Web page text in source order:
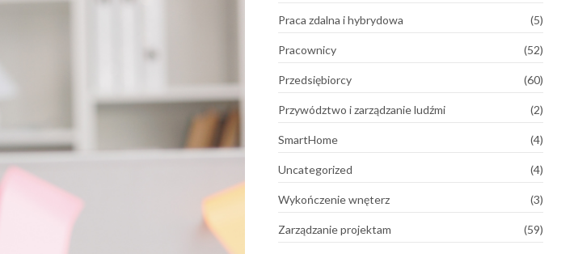
Praca zdalna i hybrydowa (5)
Pracownicy (52)
Przedsiębiorcy (60)
Przywództwo i zarządzanie ludźmi (2)
SmartHome (4)
Uncategorized (4)
Wykończenie wnęterz (3)
Zarządzanie projektam (59)